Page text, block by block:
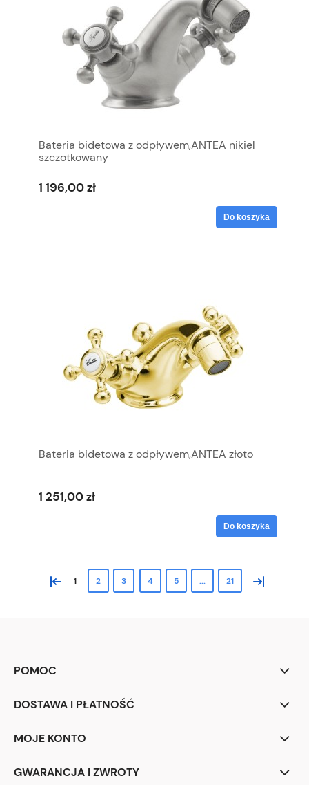
Bateria bidetowa z odpływem,ANTEA nikiel
szczotkowany
1 196,00 zł
Do koszyka
Bateria bidetowa z odpływem,ANTEA złoto
1 251,00 zł
Do koszyka
« 1 2 3 4 5 ... 21 »
POMOC
DOSTAWA I PŁATNOŚĆ
MOJE KONTO
GWARANCJA I ZWROTY